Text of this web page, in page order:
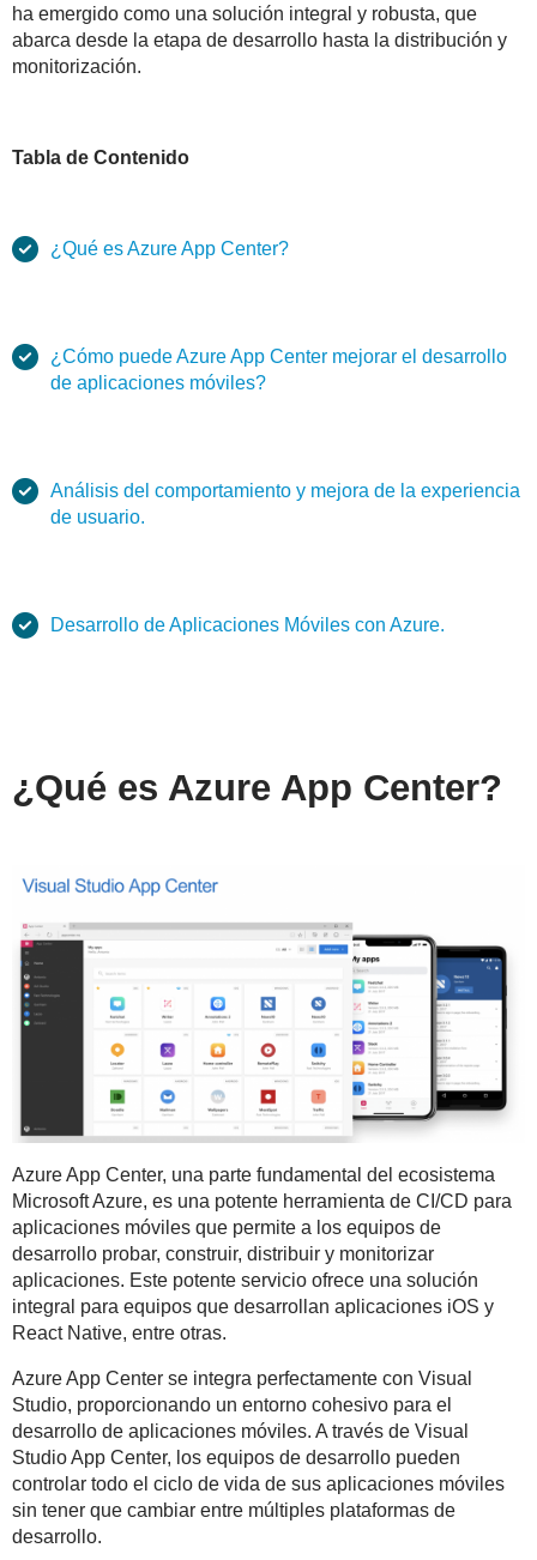
ha emergido como una solución integral y robusta, que
abarca desde la etapa de desarrollo hasta la distribución y
monitorización.
Tabla de Contenido
¿Qué es Azure App Center?
¿Cómo puede Azure App Center mejorar el desarrollo
de aplicaciones móviles?
Análisis del comportamiento y mejora de la experiencia
de usuario.
Desarrollo de Aplicaciones Móviles con Azure.
¿Qué es Azure App Center?
Azure App Center, una parte fundamental del ecosistema
Microsoft Azure, es una potente herramienta de CI/CD para
aplicaciones móviles que permite a los equipos de
desarrollo probar, construir, distribuir y monitorizar
aplicaciones. Este potente servicio ofrece una solución
integral para equipos que desarrollan aplicaciones iOS y
React Native, entre otras.
Azure App Center se integra perfectamente con Visual
Studio, proporcionando un entorno cohesivo para el
desarrollo de aplicaciones móviles. A través de Visual
Studio App Center, los equipos de desarrollo pueden
controlar todo el ciclo de vida de sus aplicaciones móviles
sin tener que cambiar entre múltiples plataformas de
desarrollo.